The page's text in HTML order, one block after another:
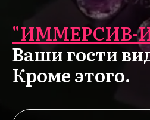
"ИММЕРСИВ-
Ваши гости
Кроме этого.